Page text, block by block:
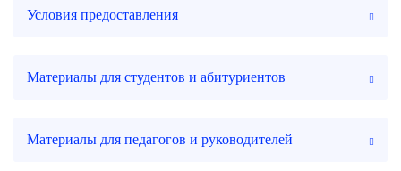
Условия предоставления
Материалы для студентов и абитуриентов
Материалы для педагогов и руководителей